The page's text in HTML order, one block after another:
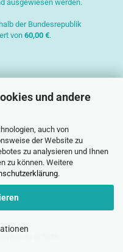
und andere
auch von
der Website zu
zu analysieren und Ihnen
zu können. Weitere
.
ausgewiesen werden.
der Bundesrepublik
von 60,00 €.